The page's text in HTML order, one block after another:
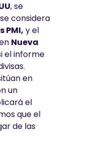
, se
considera
PMI, y el
Nueva
el informe
en
un
el
que el
de las